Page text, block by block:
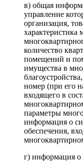
в) общая
управление
организация,
характеристика
количество
помещений и
имущества в
номер (при его
входящего в
параметры
информация о
обеспечения,
г) информация